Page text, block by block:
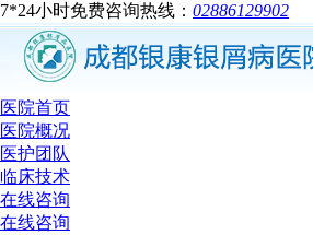
7*24小时免费咨询热线： 02886129902
医院首页
医院概况
医护团队
临床技术
在线咨询
在线咨询